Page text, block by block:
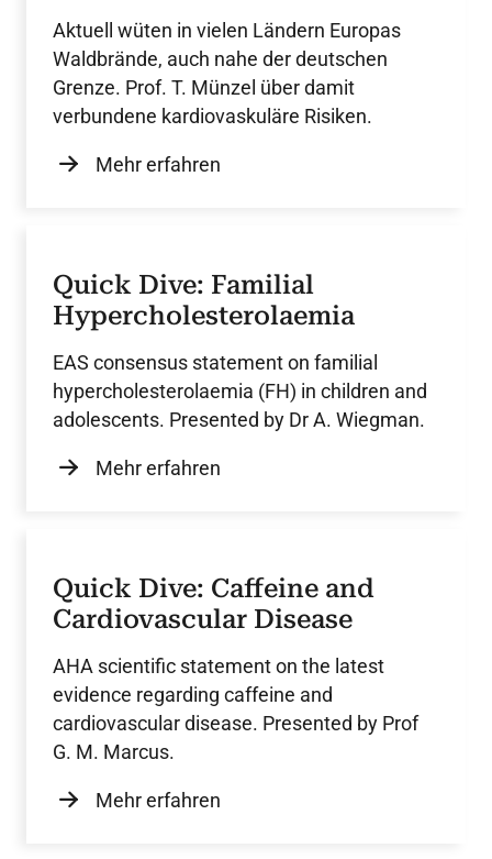
Aktuell wüten in vielen Ländern Europas
Waldbrände, auch nahe der deutschen
Grenze. Prof. T. Münzel über damit
verbundene kardiovaskuläre Risiken.
Mehr erfahren
Quick Dive: Familial
Hypercholesterolaemia
EAS consensus statement on familial
hypercholesterolaemia (FH) in children and
adolescents. Presented by Dr A. Wiegman.
Mehr erfahren
Quick Dive: Caffeine and
Cardiovascular Disease
AHA scientific statement on the latest
evidence regarding caffeine and
cardiovascular disease. Presented by Prof
G. M. Marcus.
Mehr erfahren